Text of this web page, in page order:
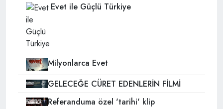
Evet ile Güçlü Türkiye
Milyonlarca Evet
GELECEĞE CÜRET EDENLERİN FİLMİ
Referanduma özel 'tarihi' klip